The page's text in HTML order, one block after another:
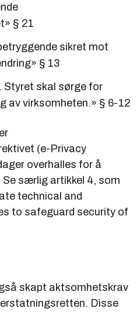
§ 21
sikret mot
§ 13
Styret skal sørge for
av virksomheten.» § 6-12
(e-Privacy
overhalles for å
Se særlig artikkel 4, som
technical and
to safeguard security of
skapt aktsomhetskrav
Disse